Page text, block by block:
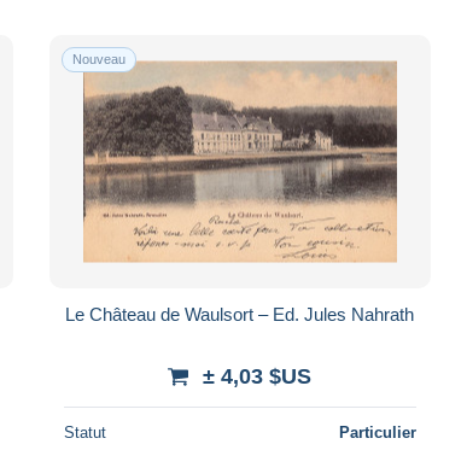
Nouveau
Le Château de Waulsort – Ed. Jules Nahrath
± 4,03 $US
Statut Particulier